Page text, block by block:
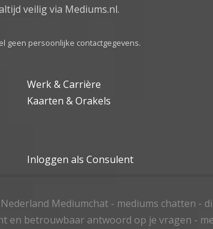
veilig via Mediums.nl.
geen persoonlijke contactgegevens.
Werk & Carrière
Kaarten & Orakels
Inloggen als Consulent
Mediumchat - mediums chatten -
en betrouwbaar antwoord op je vragen -